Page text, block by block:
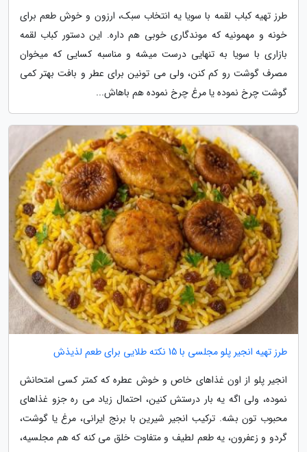
طرز تهیه کباب لقمه با سویا یه انتخاب سبک، ارزون و خوش طعم برای
خونه و مهمونیه که موندگاری خوبی هم داره. این دستور کباب لقمه
بازاری با سویا به تنهایی درست میشه و مناسبه کسایی که میخوان
مصرف گوشت رو کم کنن، ولی می تونین برای عطر و بافت بهتر کمی
گوشت چرخ نموده یا مرغ چرخ نموده هم باهاش...
طرز تهیه انجیر پلو مجلسی با 15 نکته طلایی برای طعم لذیذش
انجیر پلو از اون غذاهای خاص و خوش عطره که کمتر کسی امتحانش
نموده، ولی اگه یه بار درستش کنین، احتمال زیاد می ره جزو غذاهای
محبوب تون بشه. ترکیب انجیر شیرین با برنج ایرانی، مرغ یا گوشت،
گردو و زعفرون، یه طعم لطیف و متفاوت خلق می کنه که هم مجلسیه،